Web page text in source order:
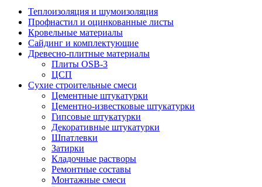
Теплоизоляция и шумоизоляция
Профнастил и оцинкованные листы
Кровельные материалы
Сайдинг и комплектующие
Древесно-плитные материалы
Плиты OSB-3
ЦСП
Сухие строительные смеси
Цементные штукатурки
Цементно-известковые штукатурки
Гипсовые штукатурки
Декоративные штукатурки
Шпатлевки
Затирки
Кладочные растворы
Ремонтные составы
Монтажные смеси